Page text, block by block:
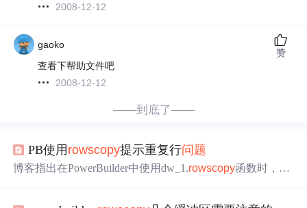
2008-12-12
gaoko
查看下帮助文件吧
2008-12-12
赞
——到底了——
PB使用 rowscopy提示重复行问题
博客指出在PowerBuilder中使用dw_1.rowscopy函数时，新